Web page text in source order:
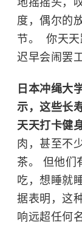
地摇摇头，
度，偶尔的
节。 ​ 你天天
迟早会闹罢工
日本冲绳大
示，这些长
天天打卡健
肉，甚至不
茶。 但他们
吃，想睡就
据表明，这
响远超任何